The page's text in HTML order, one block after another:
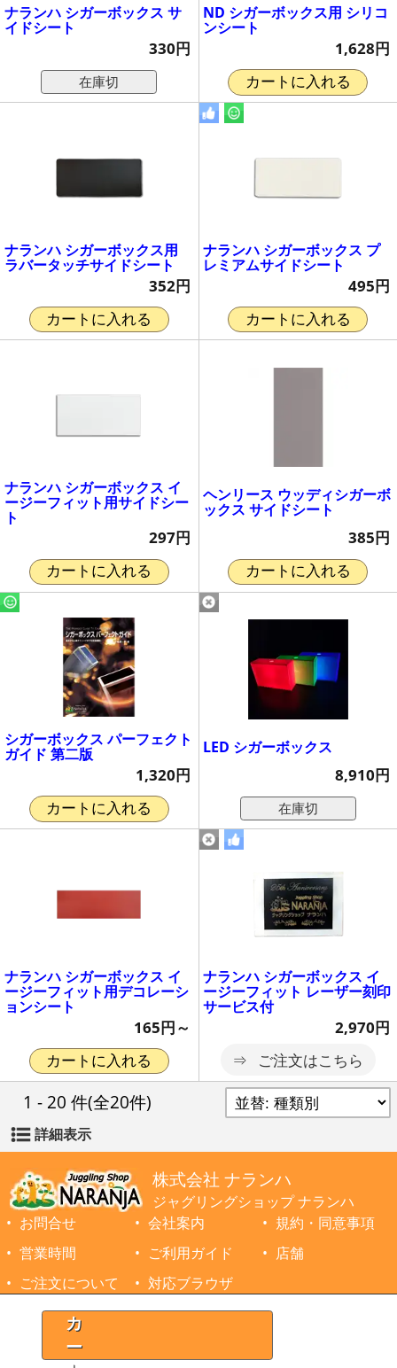
ナランハ シガーボックス サ
イドシート
330円
在庫切
ND シガーボックス用 シリコ
ンシート
1,628円
カートに入れる
ナランハ シガーボックス用
ラバータッチサイドシート
352円
カートに入れる
ナランハ シガーボックス プ
レミアムサイドシート
495円
カートに入れる
ナランハ シガーボックス イ
ージーフィット用サイドシー
ト
297円
カートに入れる
ヘンリース ウッディシガーボ
ックス サイドシート
385円
カートに入れる
シガーボックス パーフェクト
ガイド 第二版
1,320円
カートに入れる
LED シガーボックス
8,910円
在庫切
ナランハ シガーボックス イ
ージーフィット用デコレーシ
ョンシート
165円～
カートに入れる
ナランハ シガーボックス イ
ージーフィット レーザー刻印
サービス付
2,970円
ご注文はこちら
1 - 20 件(全20件)
詳細表示
カ
ー
株式会社 ナランハ
ジャグリングショップ ナランハ
お問合せ
会社案内
規約・同意事項
営業時間
ご利用ガイド
店舗
ご注文について
対応ブラウザ
©1999-2026 NARANJA Inc. All Rights Reserved.